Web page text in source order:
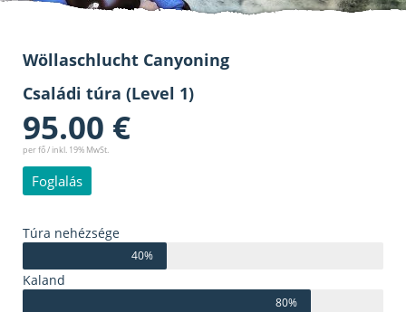
Wöllaschlucht Canyoning
Családi túra (Level 1)
95.00 €
per fő / inkl. 19% MwSt.
Foglalás
Túra nehézsége
40%
Kaland
80%